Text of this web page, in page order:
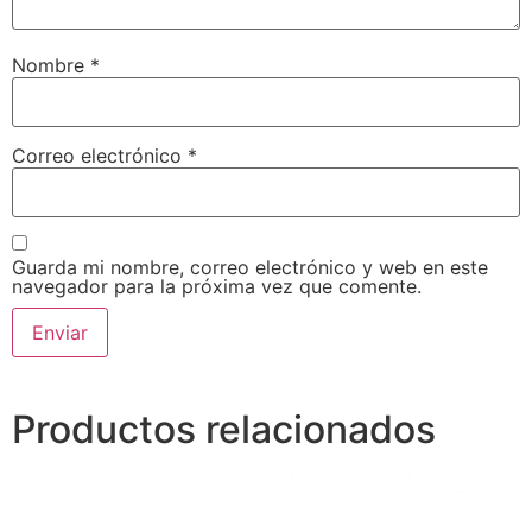
Nombre *
Correo electrónico *
Guarda mi nombre, correo electrónico y web en este
navegador para la próxima vez que comente.
Productos relacionados